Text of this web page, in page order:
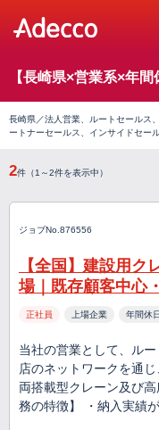
【長崎県×営業系×年
長崎県／法人営業、ルートセールス
ートナーセールス、インサイドセー
2件（1～2件を表示中）
ジョブNo.876556
【全国】建設用ク
場｜既存顧客中心
正社員 上場企業 年間休
当社の営業として、ル
店のネットワークを通
両搭載型クレーン及び
務の特徴】 ・納入実績